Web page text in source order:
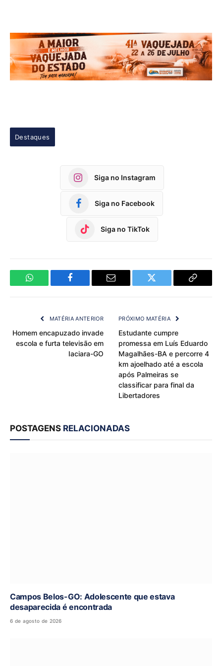
Destaques
Siga no Instagram
Siga no Facebook
Siga no TikTok
WhatsApp Facebook Email Twitter
Copy
MATÉRIA ANTERIOR
Homem encapuzado invade
escola e furta televisão em
Iaciara-GO
PRÓXIMO MATÉRIA
Estudante cumpre
promessa em Luís Eduardo
Magalhães-BA e percorre 4
km ajoelhado até a escola
após Palmeiras se
classificar para final da
Libertadores
POSTAGENS RELACIONADAS
Campos Belos-GO: Adolescente que estava
desaparecida é encontrada
6 de agosto de 2026